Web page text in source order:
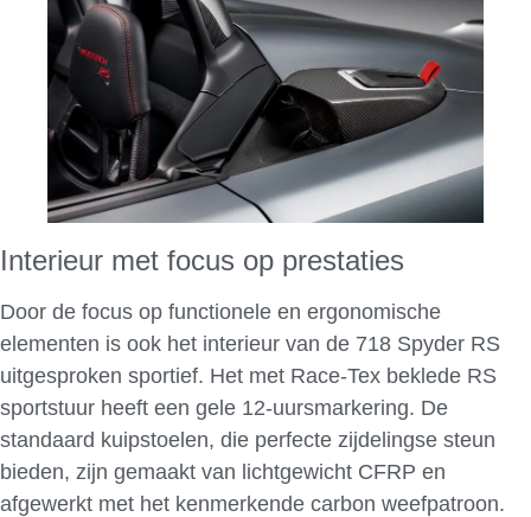
Interieur met focus op prestaties
Door de focus op functionele en ergonomische
elementen is ook het interieur van de 718 Spyder RS
uitgesproken sportief. Het met Race-Tex beklede RS
sportstuur heeft een gele 12-uursmarkering. De
standaard kuipstoelen, die perfecte zijdelingse steun
bieden, zijn gemaakt van lichtgewicht CFRP en
afgewerkt met het kenmerkende carbon weefpatroon.